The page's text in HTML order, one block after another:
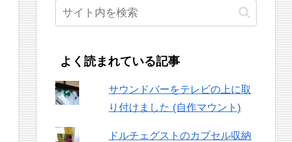
よく読まれている記事
サウンドバーをテレビの上に取
り付けました (自作マウント)
ドルチェグストのカプセル収納